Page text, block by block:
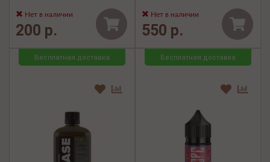
Нет в наличии
200 р.
Нет в наличии
550 р.
Бесплатная доставка Бесплатная доставка